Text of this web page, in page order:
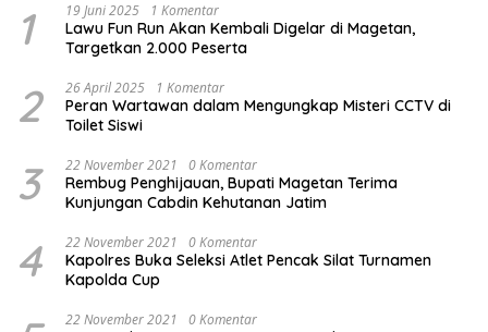
1 19 Juni 2025 1 Komentar
Lawu Fun Run Akan Kembali Digelar di Magetan,
Targetkan 2.000 Peserta
2 26 April 2025 1 Komentar
Peran Wartawan dalam Mengungkap Misteri CCTV di
Toilet Siswi
3 22 November 2021 0 Komentar
Rembug Penghijauan, Bupati Magetan Terima
Kunjungan Cabdin Kehutanan Jatim
4 22 November 2021 0 Komentar
Kapolres Buka Seleksi Atlet Pencak Silat Turnamen
Kapolda Cup
22 November 2021 0 Komentar